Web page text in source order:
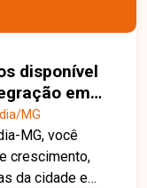
MG
MG, você
crescimento,
da cidade e